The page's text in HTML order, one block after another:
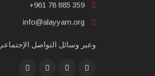
+961 78 885 359
info@alayyam.org
وعبر وسائل التواصل